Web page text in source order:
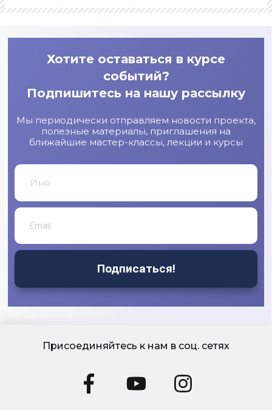
Хотите оставаться в курсе
событий?
Подпишитесь на нашу рассылку
Мы периодически отправляем новости проекта,
полезные материалы, приглашения на
ближайшие мастер-классы, лекции и курсы
Подписаться!
Присоединяйтесь к нам в соц. сетях